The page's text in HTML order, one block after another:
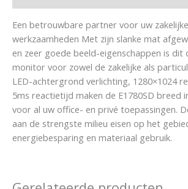
Een betrouwbare partner voor uw
werkzaamheden Met zijn slanke mat
en zeer goede beeld-eigenschappen is dit
monitor voor zowel de zakelijke als
LED-achtergrond verlichting, 1280×1024
5ms reactietijd maken de E1780SD breed
voor al uw office- en privé toepassingen.
aan de strengste milieu eisen op het
energiebesparing en materiaal gebruik.